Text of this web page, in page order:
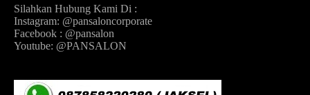
Silahkan Hubung Kami Di :
Instagram: @pansaloncorporate
Facebook : @pansalon
Youtube: @PANSALON